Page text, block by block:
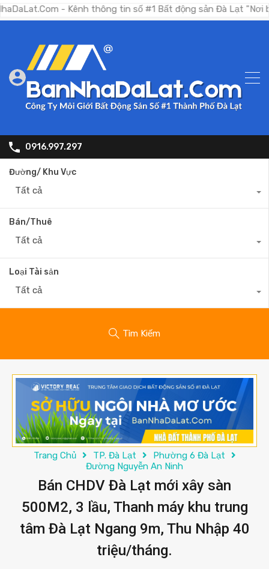
- Kênh thông tin số #1 Bất động sản Đà Lạt "Nơi bạn
0916.997.297
Đường/ Khu Vực
Tất cả
Bán/Thuê
Tất cả
Loại Tài sản
Tất cả
Tìm Kiếm
Trang Chủ TP. Đà Lạt
Phường 6 Đà Lạt
Đường Nguyễn An Ninh
Bán CHDV Đà Lạt mới xây sàn
500M2, 3 lầu, Thanh máy khu trung
tâm Đà Lạt Ngang 9m, Thu Nhập 40
triệu/tháng.